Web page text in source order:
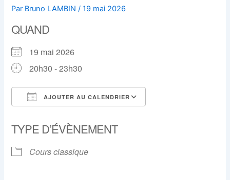
Par Bruno LAMBIN/19 mai 2026
QUAND
19 mai 2026
20h30 - 23h30
AJOUTER AU CALENDRIER
TYPE D’ÉVÈNEMENT
Cours classique